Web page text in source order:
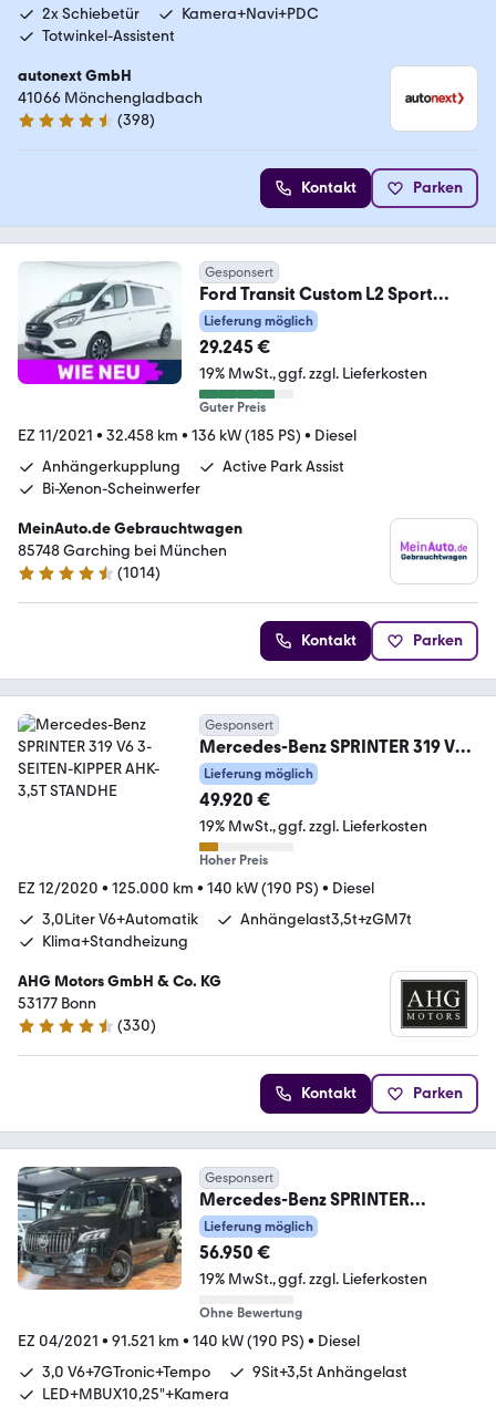
2x Schiebetür
Kamera+Navi+PDC
Totwinkel-Assistent
autonext GmbH
41066 Mönchengladbach
4.7 Sterne
(398)
Kontakt Parken
Gesponsert
Ford Transit Custom L2 Sport
DoKa|AHK|Navigation|Temp
Lieferung möglich
29.245 €
19% MwSt. ggf. zzgl. Lieferkosten
Guter Preis
EZ 11/2021 • 32.458 km • 136 kW (185 PS) • Diesel
Anhängerkupplung
Active Park Assist
Bi-Xenon-Scheinwerfer
MeinAuto.de Gebrauchtwagen
85748 Garching bei München
4.6 Sterne
(1014)
Kontakt Parken
Gesponsert
Mercedes-Benz SPRINTER 319 V6
3-SEITEN-KIPPER AHK-3,5T
STANDHE
Lieferung möglich
49.920 €
19% MwSt. ggf. zzgl. Lieferkosten
Hoher Preis
EZ 12/2020 • 125.000 km • 140 kW (190 PS) • Diesel
3,0Liter V6+Automatik
Anhängelast3,5t+zGM7t
Klima+Standheizung
AHG Motors GmbH & Co. KG
53177 Bonn
4.7 Sterne
(330)
Kontakt Parken
Gesponsert
Mercedes-Benz SPRINTER
TOURER 319 V6 L2 9SITZE AHK-
3,5T MBUX10
Lieferung möglich
56.950 €
19% MwSt. ggf. zzgl. Lieferkosten
Ohne Bewertung
EZ 04/2021 • 91.521 km • 140 kW (190 PS) • Diesel
3,0 V6+7GTronic+Tempo
9Sit+3,5t Anhängelast
LED+MBUX10,25"+Kamera